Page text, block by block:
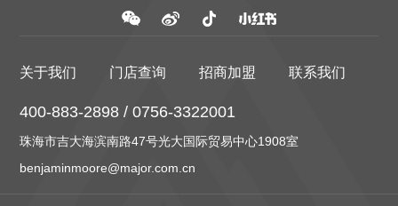
关于我们 门店查询 招商加盟 联系我们
400-883-2898 / 0756-3322001
珠海市吉大海滨南路47号光大国际贸易中心1908室
benjaminmoore@major.com.cn